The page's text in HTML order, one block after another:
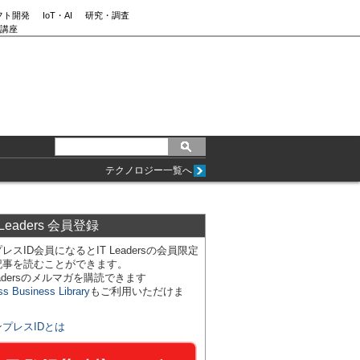
ト開発 IoT・AI
研究・調査
座
テクノロジー一覧へ
会員登録
スID会員になるとIT Leadersの会員限定
を読むことができます。
のメルマガを購読できます
Business Libraryもご利用いただけま
プレスIDとは